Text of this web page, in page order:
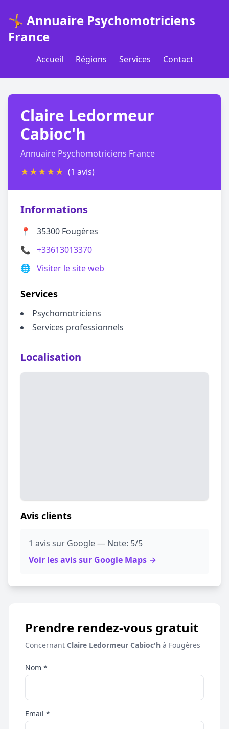
🤸 Annuaire Psychomotriciens
France
Accueil Régions Services Contact
Claire Ledormeur
Cabioc'h
Annuaire Psychomotriciens France
★★★★★ (1 avis)
Informations
📍
35300 Fougères
📞 +33613013370
🌐 Visiter le site web
Services
Psychomotriciens
Services professionnels
Localisation
Avis clients
1 avis sur Google — Note: 5/5
Voir les avis sur Google Maps →
Prendre rendez-vous gratuit
Concernant Claire Ledormeur Cabioc'h à Fougères
Nom *
Email *